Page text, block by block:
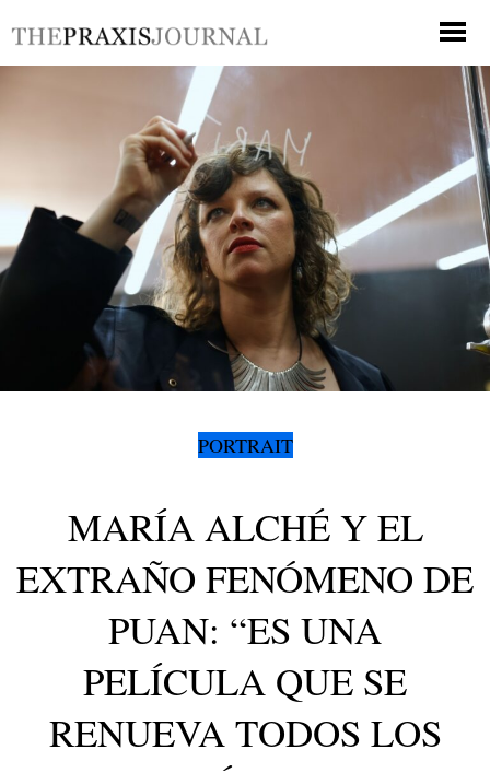
PORTRAIT
MARÍA ALCHÉ Y EL
EXTRAÑO FENÓMENO DE
PUAN: “ES UNA
PELÍCULA QUE SE
RENUEVA TODOS LOS